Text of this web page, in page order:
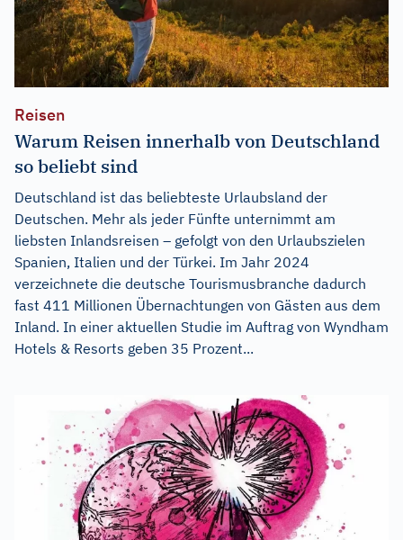
Reisen
Warum Reisen innerhalb von Deutschland
so beliebt sind
Deutschland ist das beliebteste Urlaubsland der
Deutschen. Mehr als jeder Fünfte unternimmt am
liebsten Inlandsreisen – gefolgt von den Urlaubszielen
Spanien, Italien und der Türkei. Im Jahr 2024
verzeichnete die deutsche Tourismusbranche dadurch
fast 411 Millionen Übernachtungen von Gästen aus dem
Inland. In einer aktuellen Studie im Auftrag von Wyndham
Hotels & Resorts geben 35 Prozent...